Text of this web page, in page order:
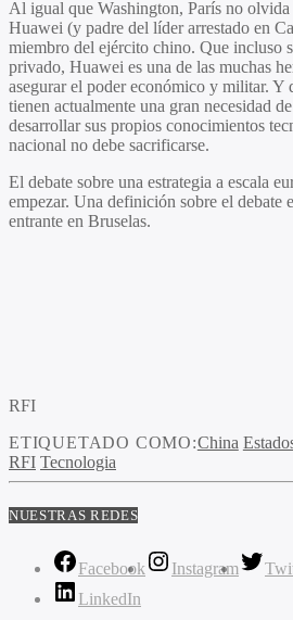
Al igual que Washington, París no
Huawei (y padre del líder arrestado en
miembro del ejército chino. Que incluso
privado, Huawei es una de las muchas
asegurar el poder económico y militar. Y
tienen actualmente una gran necesidad
desarrollar sus propios conocimientos
nacional no debe sacrificarse.
El debate sobre una estrategia a escala
empezar. Una definición sobre el debate
entrante en Bruselas.
RFI
ETIQUETADO COMO:China
RFI Tecnologia
NUESTRAS REDES
Facebook Instagram
LinkedIn